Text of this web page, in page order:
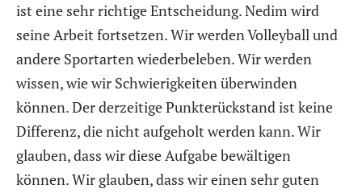
ist eine sehr richtige Entscheidung. Nedim wird
seine Arbeit fortsetzen. Wir werden Volleyball und
andere Sportarten wiederbeleben. Wir werden
wissen, wie wir Schwierigkeiten überwinden
können. Der derzeitige Punkterückstand ist keine
Differenz, die nicht aufgeholt werden kann. Wir
glauben, dass wir diese Aufgabe bewältigen
können. Wir glauben, dass wir einen sehr guten